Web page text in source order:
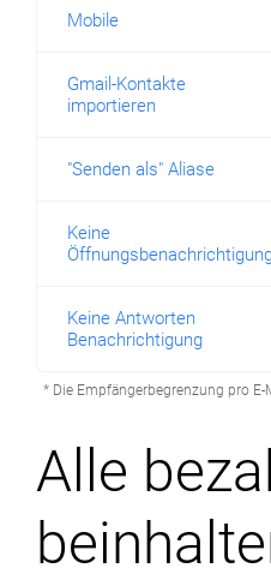
Mobile
Gmail-Kontakte
importieren
"Senden als" Aliase
Keine
Keine Antworten
Benachrichtigung
* Die Empfängerbegrenzung pro E-
Alle